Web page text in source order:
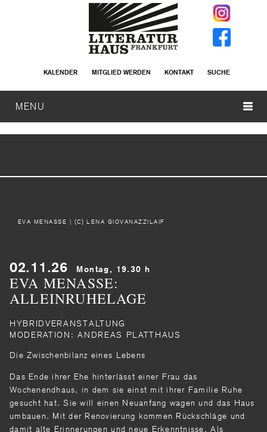
KALENDER MITGLIED WERDEN KONTAKT SUCHE
MENU
EVA MENASSE | (C) LENA GIOVANAZZILAIF
02.11.26 Montag, 19.30 h
EVA MENASSE:
ALLEINRUHELAGE
HYBRIDVERANSTALTUNG
MODERATION: ANDREAS PLATTHAUS
Die Zwischenbilanz eines Lebens
Das Ende ihrer Ehe hinterlässt einer Frau das
Wochenendhaus, in dem sie einst mit ihrer Familie Ruhe
gesucht hat. Sie will einen Neuanfang wagen und das Haus
umbauen. Mit der Renovierung kommen Rück­schläge und
damit alte Erinnerungen und neue Erkenntnisse. Als